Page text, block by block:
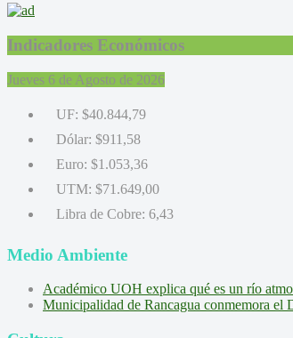
Indicadores Económicos
Jueves 6 de Agosto de 2026
UF: $40.844,79
Dólar: $911,58
Euro: $1.053,36
UTM: $71.649,00
Libra de Cobre: 6,43
Medio Ambiente
Académico UOH explica qué es un río
Municipalidad de Rancagua conmemora el